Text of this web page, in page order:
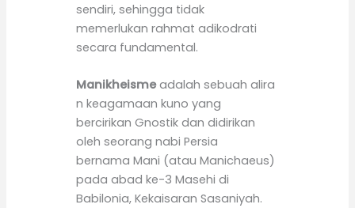
sendiri, sehingga tidak
memerlukan rahmat adikodrati
secara fundamental.
Manikheismeadalah sebuah alira
n keagamaan kuno yang
bercirikan Gnostik dan didirikan
oleh seorang nabi Persia
bernama Mani (atau Manichaeus)
pada abad ke-3 Masehi di
Babilonia, Kekaisaran Sasaniyah.